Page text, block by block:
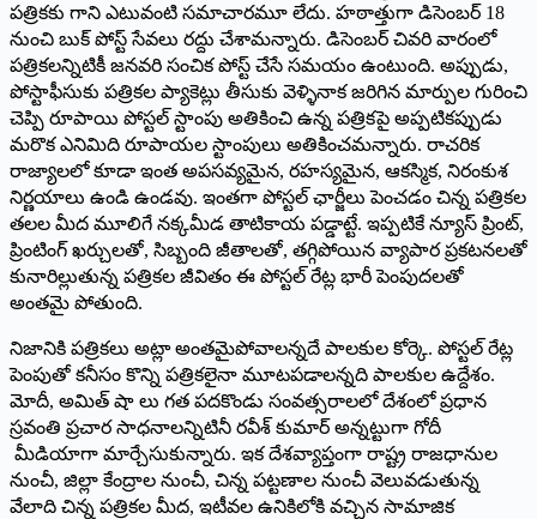
పత్రికకు గాని ఎటువంటి సమాచారమూ లేదు. హఠాత్తుగా డిసెంబర్‌ 18
‌నుంచి బుక్‌ ‌పోస్ట్ ‌సేవలు రద్దు చేశామన్నారు. డిసెంబర్‌ ‌చివరి వారంలో
పత్రికలన్నిటికీ జనవరి సంచిక పోస్ట్ ‌చేసే సమయం ఉంటుంది. అప్పుడు,
పోస్టాఫీసుకు పత్రికల ప్యాకెట్లు తీసుకు వెళ్ళినాక జరిగిన మార్పుల గురించి
చెప్పి రూపాయి పోస్టల్‌ ‌స్టాంపు అతికించి ఉన్న పత్రికపై అప్పటికప్పుడు
మరొక ఎనిమిది రూపాయల స్టాంపులు అతికించమన్నారు. రాచరిక
రాజ్యాలలో కూడా ఇంత అపసవ్యమైన, రహస్యమైన, ఆకస్మిక, నిరంకుశ
నిర్ణయాలు ఉండి ఉండవు. ఇంతగా పోస్టల్‌ ‌ఛార్జీలు పెంచడం చిన్న పత్రికల
తలల మీద మూలిగే నక్కమీడ తాటికాయ పడ్డాట్టే. ఇప్పటికే న్యూస్‌ ‌ప్రింట్‌,
‌ప్రింటింగ్‌ ‌ఖర్చులతో, సిబ్బంది జీతాలతో, తగ్గిపోయిన వ్యాపార ప్రకటనలతో
కునారిల్లుతున్న పత్రికల జీవితం ఈ పోస్టల్‌ ‌రేట్ల భారీ పెంపుదలతో
అంతమై పోతుంది.
నిజానికి పత్రికలు అట్లా అంతమైపోవాలన్నదే పాలకుల కోర్కె. పోస్టల్‌ ‌రేట్ల
పెంపుతో కనీసం కొన్ని పత్రికలైనా మూటపడాలన్నది పాలకుల ఉద్దేశం.
మోదీ, అమిత్‌ ‌షా లు గత పదకొండు సంవత్సరాలలో దేశంలో ప్రధాన
స్రవంతి ప్రచార సాధనాలన్నిటినీ రవీశ్‌ ‌కుమార్‌ అన్నట్టుగా గోదీ
మీడియాగా మార్చేసుకున్నారు. ఇక దేశవ్యాప్తంగా రాష్ట్ర రాజధానుల
నుంచీ, జిల్లా కేంద్రాల నుంచీ, చిన్న పట్టణాల నుంచీ వెలువడుతున్న
వేలాది చిన్న పత్రికల మీద, ఇటీవల ఉనికిలోకి వచ్చిన సామాజిక